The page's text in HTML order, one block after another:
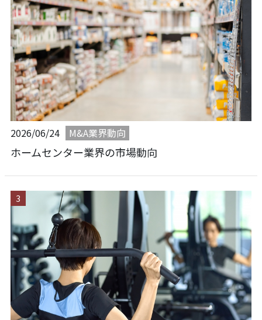
2026/06/24 M&A業界動向
ホームセンター業界の市場動向